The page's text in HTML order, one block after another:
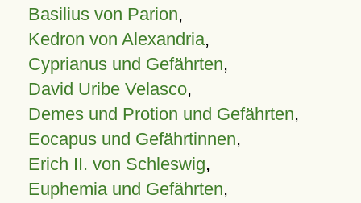
Basilius von Parion,
Kedron von Alexandria,
Cyprianus und Gefährten,
David Uribe Velasco,
Demes und Protion und Gefährten,
Eocapus und Gefährtinnen,
Erich II. von Schleswig,
Euphemia und Gefährten,